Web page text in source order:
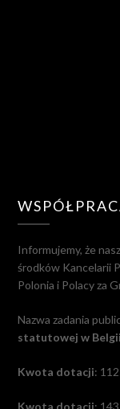
Informujemy, że
środków Kancelarii
Polonia i Polacy za
Nazwa zadania
statutowej w
Kwota dotacji:
Kwota dotacji: